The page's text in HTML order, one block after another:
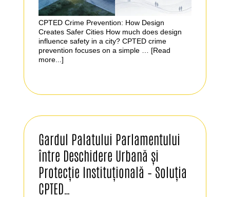
CPTED Crime Prevention: How Design
Creates Safer Cities How much does design
influence safety in a city? CPTED crime
prevention focuses on a simple … [Read
more...]
Gardul Palatului Parlamentului
între Deschidere Urbană și
Protecție Instituțională – Soluția
CPTED…